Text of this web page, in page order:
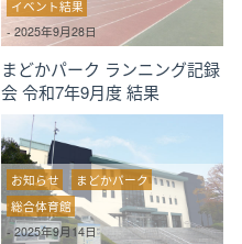
イベント結果
-2025年9月28日
まどかパーク ランニング記録
会 令和7年9月度 結果
お知らせ
まどかパーク
総合体育館
-2025年9月14日